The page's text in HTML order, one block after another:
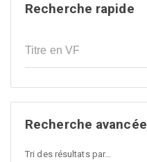
Recherche rapide
Recherche avancée
Tri des résultats par...